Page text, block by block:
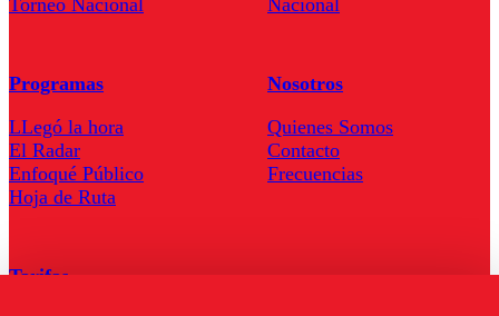
Torneo Nacional
Nacional
Programas
LLegó la hora
El Radar
Enfoqué Público
Hoja de Ruta
Nosotros
Quienes Somos
Contacto
Frecuencias
Tarifas